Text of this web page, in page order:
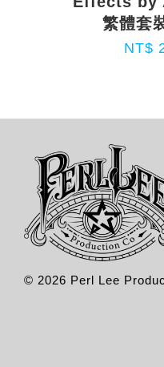
繁體套
NT$
© 2026 Perl Lee